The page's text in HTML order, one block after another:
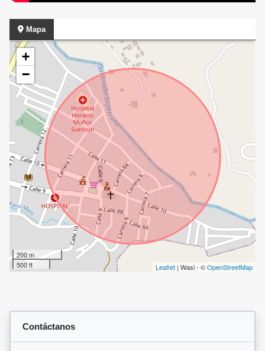
Mapa
+
−
200 m
500 ft
Leaflet | Wasi - ©OpenStreetMap
Contáctanos